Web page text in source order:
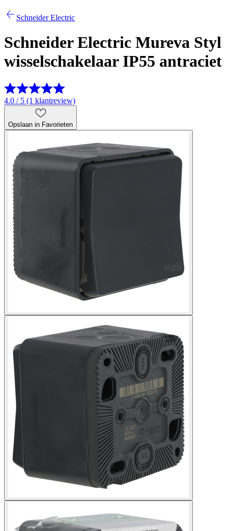
Schneider Electric
Schneider Electric Mureva Styl
wisselschakelaar IP55 antraciet
4.0 / 5 (1 klantreview)
Opslaan in Favorieten